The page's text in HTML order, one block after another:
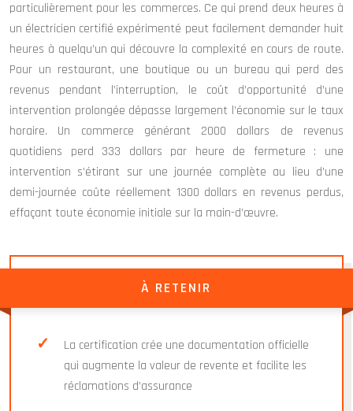
particulièrement pour les commerces. Ce qui prend deux heures à
un électricien certifié expérimenté peut facilement demander huit
heures à quelqu’un qui découvre la complexité en cours de route.
Pour un restaurant, une boutique ou un bureau qui perd des
revenus pendant l’interruption, le coût d’opportunité d’une
intervention prolongée dépasse largement l’économie sur le taux
horaire. Un commerce générant 2000 dollars de revenus
quotidiens perd 333 dollars par heure de fermeture : une
intervention s’étirant sur une journée complète au lieu d’une
demi-journée coûte réellement 1300 dollars en revenus perdus,
effaçant toute économie initiale sur la main-d’œuvre.
À RETENIR
La certification crée une documentation officielle
qui augmente la valeur de revente et facilite les
réclamations d’assurance